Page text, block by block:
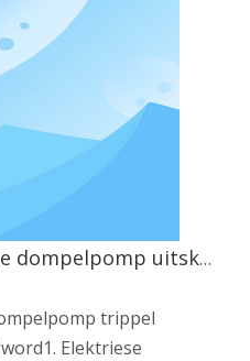
Wat veroorsaak dat die dompelpomp uitskakel wanneer dit aangeskakel word
trippel
Elektriese